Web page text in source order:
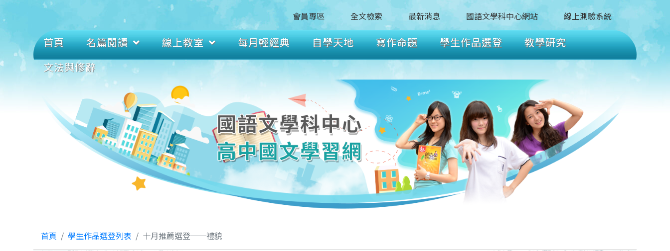
會員專區 全文檢索 最新消息 國語文學科中心網站 線上測驗系統
首頁 名篇閱讀 線上教室 每月輕經典 自學天地 寫作命題 學生作品選登
教學研究
文法與修辭
首頁 學生作品選登列表 十月推薦選登──禮貌